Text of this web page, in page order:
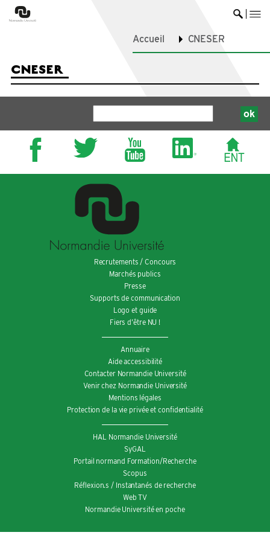
Accueil CNESER
CNESER
Recrutements / Concours
Marchés publics
Presse
Supports de communication
Logo et guide
Fiers d’être NU !
Annuaire
Aide accessibilité
Contacter Normandie Université
Venir chez Normandie Université
Mentions légales
Protection de la vie privée et confidentialité
HAL Normandie Université
SyGAL
Portail normand Formation/Recherche
Scopus
Réflexion.s / Instantanés de recherche
Web TV
Normandie Université en poche